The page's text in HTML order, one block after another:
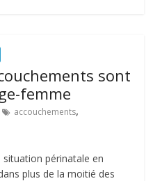
sont
femme
accouchements,
situation périnatale en
plus de la moitié des